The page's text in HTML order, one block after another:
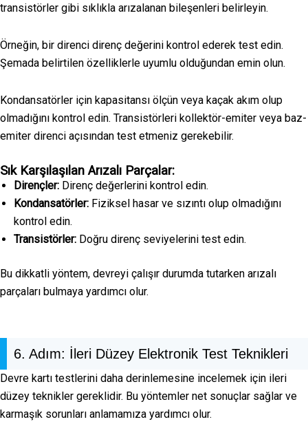
transistörler gibi sıklıkla arızalanan bileşenleri belirleyin.
Örneğin, bir direnci direnç değerini kontrol ederek test edin.
Şemada belirtilen özelliklerle uyumlu olduğundan emin olun.
Kondansatörler için kapasitansı ölçün veya kaçak akım olup
olmadığını kontrol edin. Transistörleri kollektör-emiter veya baz-
emiter direnci açısından test etmeniz gerekebilir.
Sık Karşılaşılan Arızalı Parçalar:
Dirençler: Direnç değerlerini kontrol edin.
Kondansatörler: Fiziksel hasar ve sızıntı olup olmadığını
kontrol edin.
Transistörler: Doğru direnç seviyelerini test edin.
Bu dikkatli yöntem, devreyi çalışır durumda tutarken arızalı
parçaları bulmaya yardımcı olur.
6. Adım: İleri Düzey Elektronik Test Teknikleri
Devre kartı testlerini daha derinlemesine incelemek için ileri
düzey teknikler gereklidir. Bu yöntemler net sonuçlar sağlar ve
karmaşık sorunları anlamamıza yardımcı olur.